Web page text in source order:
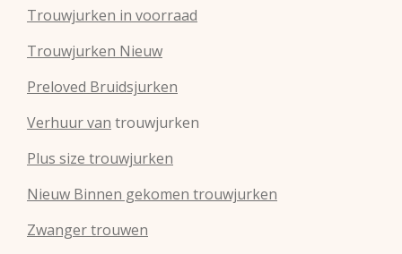
Trouwjurken in voorraad
Trouwjurken Nieuw
Preloved Bruidsjurken
Verhuur van trouwjurken
Plus size trouwjurken
Nieuw Binnen gekomen trouwjurken
Zwanger trouwen